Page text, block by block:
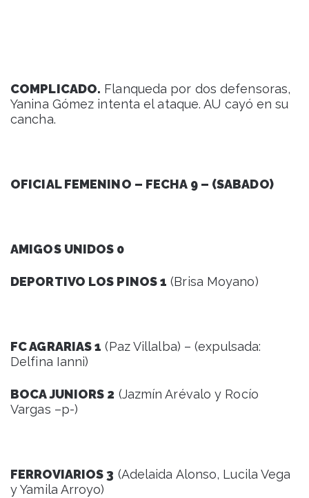
COMPLICADO. Flanqueda por dos defensoras,
Yanina Gómez intenta el ataque. AU cayó en su
cancha.
OFICIAL FEMENINO – FECHA 9 – (SABADO)
AMIGOS UNIDOS 0
DEPORTIVO LOS PINOS 1 (Brisa Moyano)
FC AGRARIAS 1 (Paz Villalba) – (expulsada:
Delfina Ianni)
BOCA JUNIORS 2 (Jazmín Arévalo y Rocío
Vargas –p-)
FERROVIARIOS 3 (Adelaida Alonso, Lucila Vega
y Yamila Arroyo)